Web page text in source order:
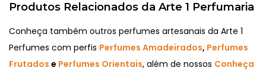
Produtos Relacionados da Arte 1 Perfumaria
Conheça também outros perfumes artesanais da Arte 1
Perfumes com perfis Perfumes Amadeirados, Perfumes
Frutados e Perfumes Orientais, além de nossos Conheça